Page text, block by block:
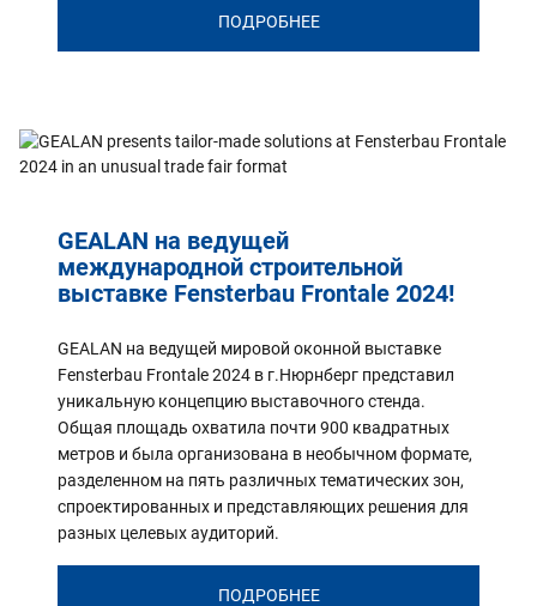
ПОДРОБНЕЕ
GEALAN на ведущей
международной строительной
выставке Fensterbau Frontale 2024!
GEALAN на ведущей мировой оконной выставке
Fensterbau Frontale 2024 в г.Нюрнберг представил
уникальную концепцию выставочного стенда.
Общая площадь охватила почти 900 квадратных
метров и была организована в необычном формате,
разделенном на пять различных тематических зон,
спроектированных и представляющих решения для
разных целевых аудиторий.
ПОДРОБНЕЕ